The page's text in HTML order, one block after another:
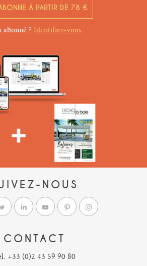
À PARTIR DE 78 €
abonné ? Identifiez-vous
NOUS
CONTACT
+33 (0)2 43 59 90 80